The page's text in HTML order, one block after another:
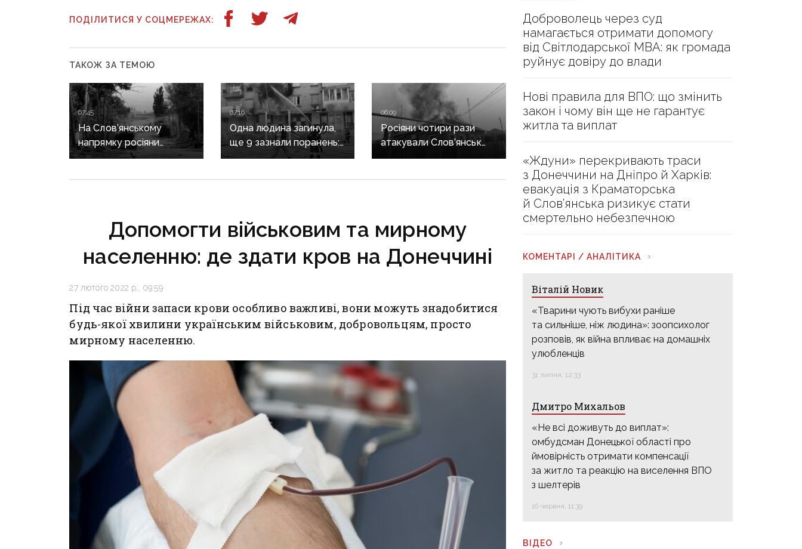
ПОДІЛИТИСЯ У СОЦМЕРЕЖАХ:
ТАКОЖ ЗА ТЕМОЮ
07:45
На Слов’янському
напрямку росіяни
заходять в тил і
ділянки
07:16
Одна людина загинула,
ще 9 зазнали поранень:
воєнні злочини
06:09
Росіяни чотири рази
атакували Слов’янськ
FPV-дронами: є
Допомогти військовим та мирному
населенню: де здати кров на Донеччині
27 лютого 2022 р., 09:59
Під час війни запаси крови особливо важливі, вони можуть знадобитися
будь-якої хвилини українським військовим, добровольцям, просто
мирному населенню.
Доброволець через суд
намагається отримати допомогу
від Світлодарської МВА: як громада
руйнує довіру до влади
Нові правила для ВПО: що змінить
закон і чому він ще не гарантує
житла та виплат
«Ждуни» перекривають траси
з Донеччини на Дніпро й Харків:
евакуація з Краматорська
й Слов’янська ризикує стати
смертельно небезпечною
КОМЕНТАРІ / АНАЛІТИКА
Віталій Новик
«Тварини чують вибухи раніше
та сильніше, ніж людина»: зоопсихолог
розповів, як війна впливає на домашніх
улюбленців
31 липня, 12:33
Дмитро Михальов
«Не всі доживуть до виплат»:
омбудсман Донецької області про
ймовірність отримати компенсації
за житло та реакцію на виселення ВПО
з шелтерів
16 червня, 11:39
ВІДЕО